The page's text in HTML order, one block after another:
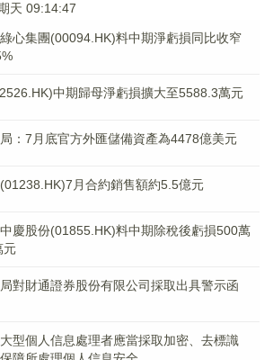
天 09:14:48
綠心集團(00094.HK)料中期淨虧損同比收窄
中期歸母淨虧損擴大至5588.3萬元
：7月底官方外匯儲備資產為4478億美元
月合約銷售額約5.5億元
中慶股份(01855.HK)料中期除稅後虧損500萬
元
對財通證券股份有限公司採取出具警示函
型個人信息處理者應當採取加密、去標識